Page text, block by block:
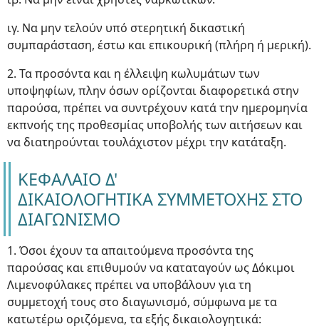
ιγ. Να μην τελούν υπό στερητική δικαστική
συμπαράσταση, έστω και επικουρική (πλήρη ή μερική).
2. Τα προσόντα και η έλλειψη κωλυμάτων των
υποψηφίων, πλην όσων ορίζονται διαφορετικά στην
παρούσα, πρέπει να συντρέχουν κατά την ημερομηνία
εκπνοής της προθεσμίας υποβολής των αιτήσεων και
να διατηρούνται τουλάχιστον μέχρι την κατάταξη.
ΚΕΦΑΛΑΙΟ Δ'
ΔΙΚΑΙΟΛΟΓΗΤΙΚΑ ΣΥΜΜΕΤΟΧΗΣ ΣΤΟ
ΔΙΑΓΩΝΙΣΜΟ
1. Όσοι έχουν τα απαιτούμενα προσόντα της
παρούσας και επιθυμούν να καταταγούν ως Δόκιμοι
Λιμενοφύλακες πρέπει να υποβάλουν για τη
συμμετοχή τους στο διαγωνισμό, σύμφωνα με τα
κατωτέρω οριζόμενα, τα εξής δικαιολογητικά: